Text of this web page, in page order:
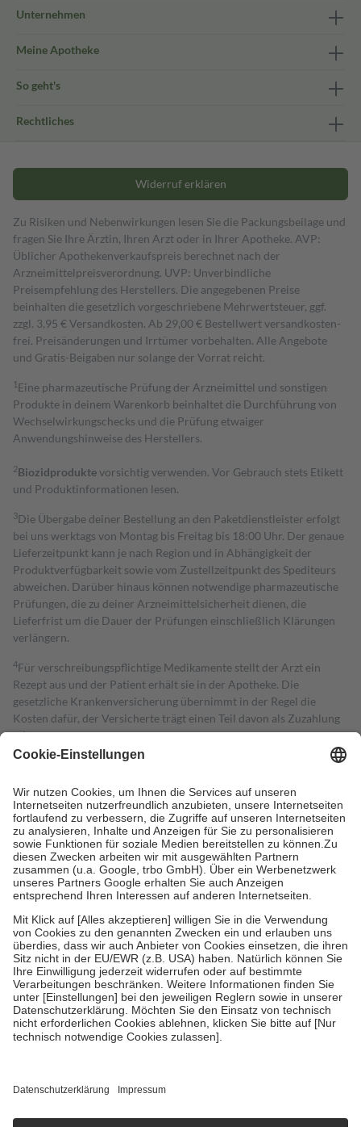
Unternehmen
Meine Apotheke
So geht's
Rechtliches
Widerruf erklären
Zu Risiken und Nebenwirkungen lesen Sie die Packungsbeilage und
fragen Sie Ihre Ärztin, Ihren Arzt oder in Ihrer Apotheke. AVP:
Üblicher Apothekenverkaufspreis berechnet nach der
Arzneimittelpreisverordnung. UVP: Unverbindliche
Preisempfehlung des Herstellers. Die angegebenen Preise
beinhalten die gesetzlich vorgeschriebene Mehrwertsteuer, ggf.
zzgl. 3,95 € Versandkosten. Ab 29,00 € Bestell­wert versand­kosten­
frei. Preisänderungen und Irrtümer vorbehalten. Alle Angebote
und Gratis-Beigaben nur solange der Vorrat reicht.
1 Eine pharmazeutische Prüfung der Arzneimittel und sonstigen
Produkte in deinem Warenkorb beinhaltet die Durchführung von
Wechselwirkungschecks und die Prüfung etwaiger
Anwendungshinweise des Herstellers.
2Biozidproduktevorsichtig verwenden. Vor Gebrauch stets Etikett
und Produktinformationen lesen.
3Die Übergabe deiner Bestellung an den Paketdienstleister erfolgt
bei uns werktags von Montag bis Freitag bis 18:00 Uhr. Der genaue
Lieferzeitpunkt kann je nach Region und in Abhängigkeit der
Produktverfügbarkeit sowie vom Zustellzeitpunkt des Spediteurs
abweichen. Darüber hinaus können notwendige pharmazeutische
Prüfungen, die zu deiner Arzneimittelsicherheit dienen, die
Lieferfrist um die Dauer der Prüfungen einschließlich Klärungen
verlängern.
4Für verschreibungspflichtige Medikamente stellt der Arzt ein
Rezept aus und der Patient erhält sie in der Apotheke. Die
gesetzliche Krankenversicherung übernimmt in der Regel die
Kosten dafür, der Versicherte trägt einen Teil davon als Zuzahlung
mit.
Grundsätzlich leisten Mitglieder Zuzahlungen in Höhe von zehn
höchstens zehn Euro.
Es sind jedoch nie mehr als die tatsächlichen
Kosten der Leistung zu entrichten.
Diese Regeln gelten grundsätzlich auch für Online-Apotheken.
Bei Heilmitteln und häuslicher Krankenpflege beträgt die
Zuzahlung zehn Prozent der Kosten sowie zehn Euro je
Verordnung.
Um das Engagement der Versicherten für ihre eigene Gesundheit zu
stärken und die besondere Stellung der Familie zu unterstützen,
fallenkeine Zuzahlungenan bei:
• Kindern und Jugendlichen bis zum vollendeten 18. Lebensjahr
mit Ausnahme der Fahrkosten
• Untersuchungen zur Vorsorge und Früherkennung, die von der
GKV getragen werden
• empfohlenen Schutzimpfungen
• Harn- und Blutteststreifen
getroffen, um sicherzustellen, dass es sich um echte Bewertungen
https://help.etrusted.com/hc/de/articles/4419944605341